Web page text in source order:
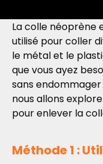
La colle néoprène
utilisé pour coller
le métal et le
que vous ayez
sans
nous allons
pour enlever la
Méthode 1 :